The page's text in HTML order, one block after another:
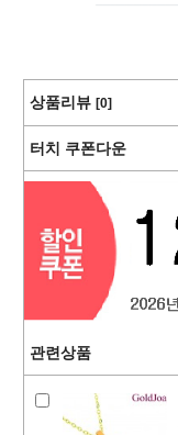
상품리뷰 [0]
터치 쿠폰다운
관련상품